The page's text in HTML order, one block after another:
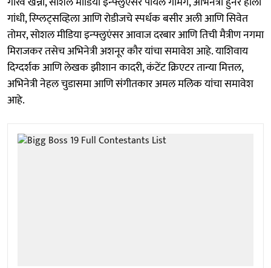
गांधी, स्प्लिट्सव्हिला आणि रोडीजचे स्पर्धक बसीर अली आणि सिवेत
तोमर, सोशल मीडिया इन्फ्लुएंसर आवाज दरबार आणि तिची मैत्रीण नगमा
मिराजकर तसेच अभिनेत्री अशनूर कौर यांचा समावेश आहे. याशिवाय
दिग्दर्शक आणि लेखक झीशान कादरी, कंटेंट क्रिएटर तान्या मित्तल,
अभिनेत्री नेहल चुडासमा आणि संगीतकार अमल मलिक यांचा समावेश
आहे.